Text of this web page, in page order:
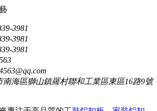
3981
3981
3981
南海區獅山鎮羅村聯和工業區東區16路9號